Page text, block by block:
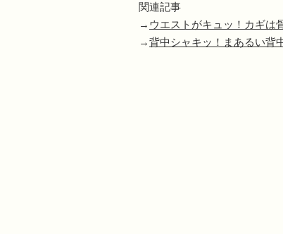
関連記事
→ ウエストがキュッ！カギは
→背中シャキッ！まあるい背